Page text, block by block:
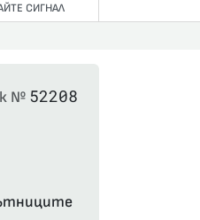
СИГНАЛ
№ 52208